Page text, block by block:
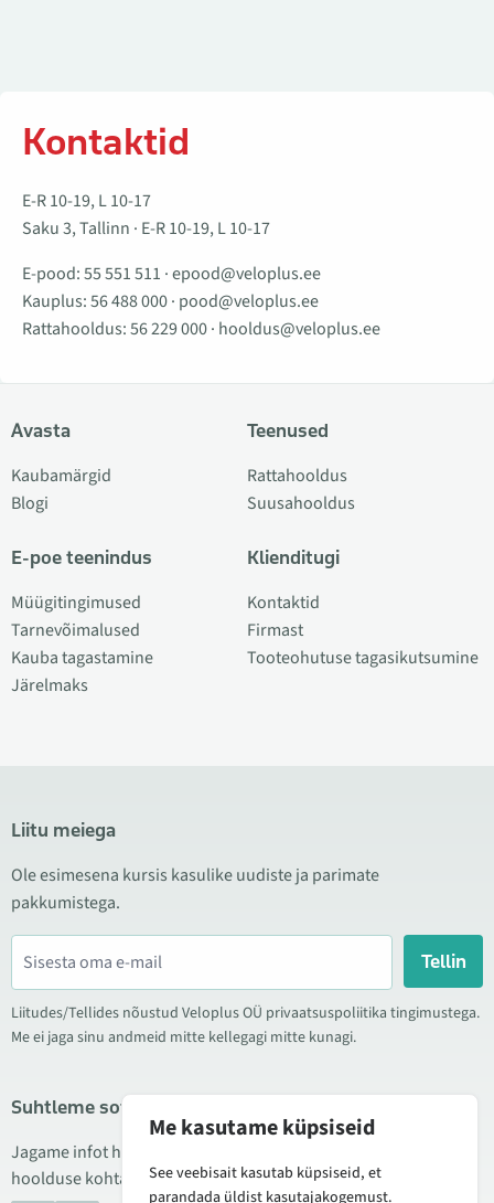
Kontaktid
E-R 10-19, L 10-17
Saku 3, Tallinn · E-R 10-19, L 10-17
E-pood:55 551 511 ·epood@veloplus.ee
Kauplus:56 488 000· pood@veloplus.ee
Rattahooldus:56 229 000· hooldus@veloplus.ee
Avasta
Kaubamärgid
Blogi
E-poe teenindus
Müügitingimused
Tarnevõimalused
Kauba tagastamine
Järelmaks
Teenused
Rattahooldus
Suusahooldus
Klienditugi
Kontaktid
Firmast
Tooteohutuse tagasikutsumine
Liitu meiega
Ole esimesena kursis kasulike uudiste ja parimate
pakkumistega.
Tellin
Liitudes/Tellides nõustud Veloplus OÜ privaatsuspoliitika tingimustega.
Me ei jaga sinu andmeid mitte kellegagi mitte kunagi.
Suhtleme sotsiaalmeedias
Jagame infot hea hinna kampaaniate, uute toodete ning
hoolduse kohta. Mõnikord teeme ka tooteülevaateid.
Me kasutame küpsiseid
See veebisait kasutab küpsiseid, et
parandada üldist kasutajakogemust.